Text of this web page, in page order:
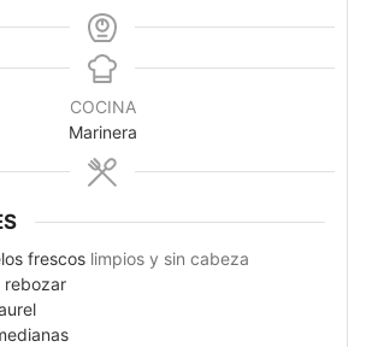
COCINA
Marinera
frescos limpios y sin cabeza
rebozar